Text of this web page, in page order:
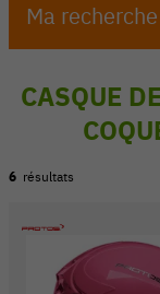
Ma recherche
CASQUE
6 résultats